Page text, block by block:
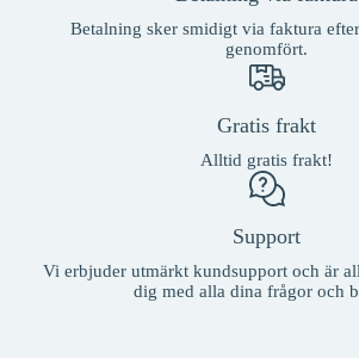
Betalning sker smidigt via faktura
genomfört.
Gratis frakt
Alltid gratis frakt!
Support
Vi erbjuder utmärkt kundsupport och är
dig med alla dina frågor och